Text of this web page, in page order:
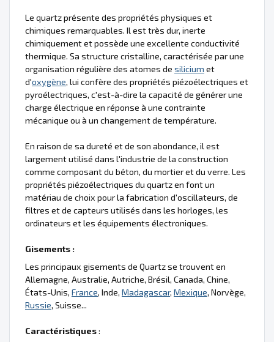
Le quartz présente des propriétés physiques et
chimiques remarquables. Il est très dur, inerte
chimiquement et possède une excellente conductivité
thermique. Sa structure cristalline, caractérisée par une
organisation régulière des atomes de silicium et
d'oxygène, lui confère des propriétés piézoélectriques et
pyroélectriques, c'est-à-dire la capacité de générer une
charge électrique en réponse à une contrainte
mécanique ou à un changement de température.
En raison de sa dureté et de son abondance, il est
largement utilisé dans l'industrie de la construction
comme composant du béton, du mortier et du verre. Les
propriétés piézoélectriques du quartz en font un
matériau de choix pour la fabrication d'oscillateurs, de
filtres et de capteurs utilisés dans les horloges, les
ordinateurs et les équipements électroniques.
Gisements :
Les principaux gisements de Quartz se trouvent en
Allemagne, Australie, Autriche, Brésil, Canada, Chine,
États-Unis, France, Inde, Madagascar, Mexique, Norvège,
Russie, Suisse...
Caractéristiques: